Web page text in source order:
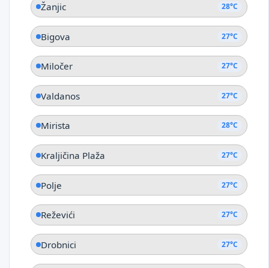
Žanjic 28°C
Bigova 27°C
Miločer 27°C
Valdanos 27°C
Mirista 28°C
Kraljičina Plaža 27°C
Polje 27°C
Reževići 27°C
Drobnici 27°C